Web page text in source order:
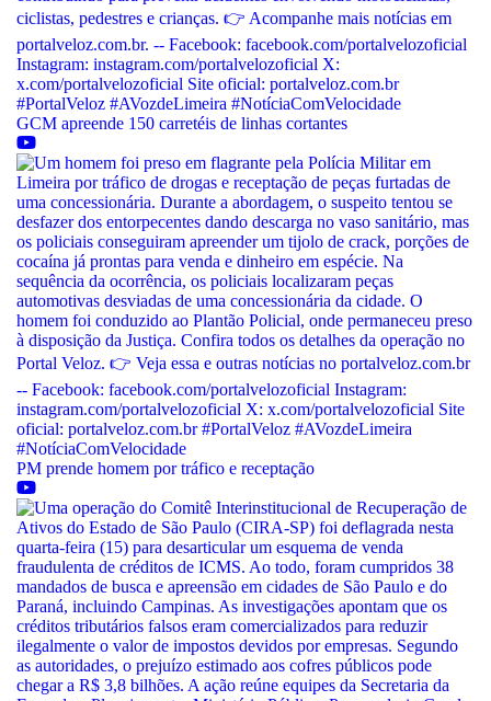
GCM apreende 150 carretéis de linhas cortantes
PM prende homem por tráfico e receptação